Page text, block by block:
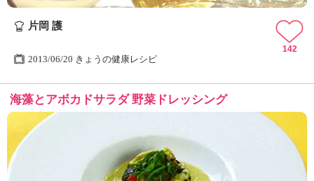
片岡 護
2013/06/20 きょうの健康レシピ
142
海藻とアボカドサラダ 野菜ドレッシング